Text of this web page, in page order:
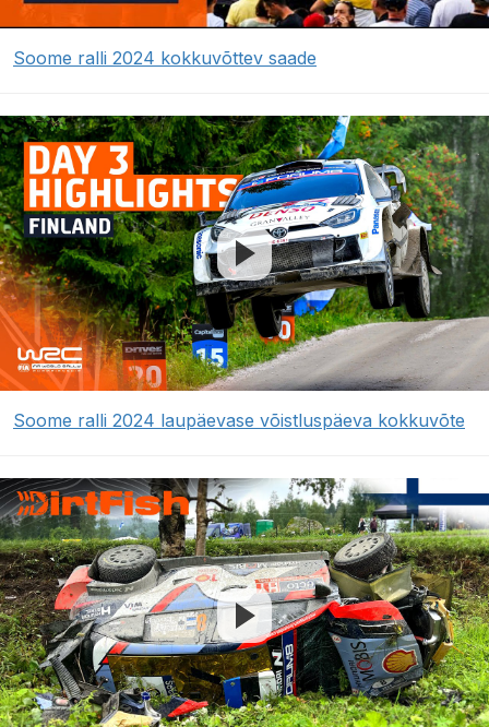
Soome ralli 2024 kokkuvõttev saade
Soome ralli 2024 laupäevase võistluspäeva kokkuvõte